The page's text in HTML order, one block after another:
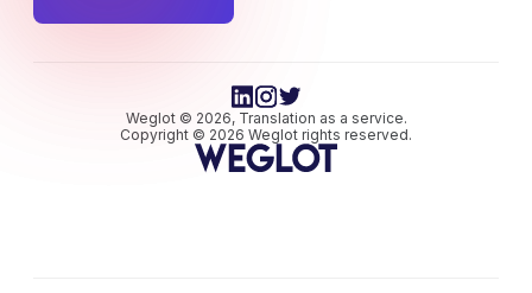
Weglot © 2026, Translation as a service.
Copyright © 2026 Weglot rights reserved.